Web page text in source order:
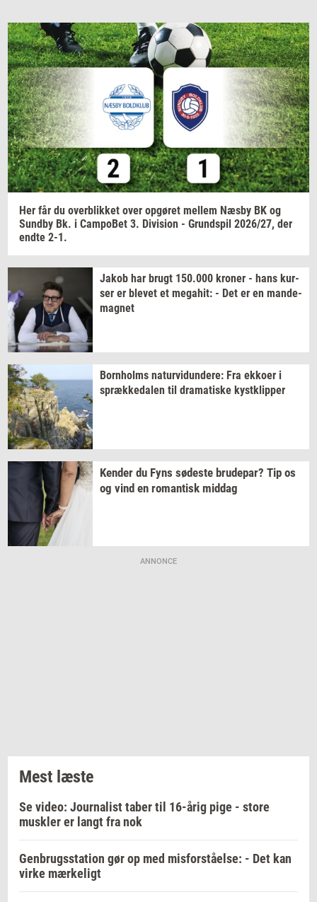
Navn
Jeg vil gerne modtage et nyhedsoverblik, samt
relevante tilbud og brugerfordele på mail. Det er altid
muligt at afmelde.
Privatlivspolitik.
Her får du over­blik­ket over op­gø­ret mel­lem Næsby BK og
Sund­by Bk. i Cam­po­Bet 3. Di­vi­sion - Grund­spil 2026/27, der
endte 2-1.
Jakob har brugt 150.000 kro­ner - hans kur­
ser er ble­vet et me­ga­hit: - Det er en mande-​
magnet
Born­holms na­tur­vi­dun­de­re: Fra ek­ko­er i
spræk­ke­da­len til dra­ma­ti­ske kyst­klip­per
Ken­der du Fyns sø­de­ste bru­de­par? Tip os
og vind en ro­man­tisk mid­dag
ANNONCE
Mest læste
Se video: Journalist taber til 16-årig pige - store
muskler er langt fra nok
Genbrugsstation gør op med misforståelse: - Det kan
virke mærkeligt